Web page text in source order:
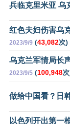
兵临克里米亚 乌
红色夫妇伤害乌
2023/9/9 (43,082次)
乌克兰军情局长
2023/9/5 (100,948
做给中国看？日
以色列开出第一